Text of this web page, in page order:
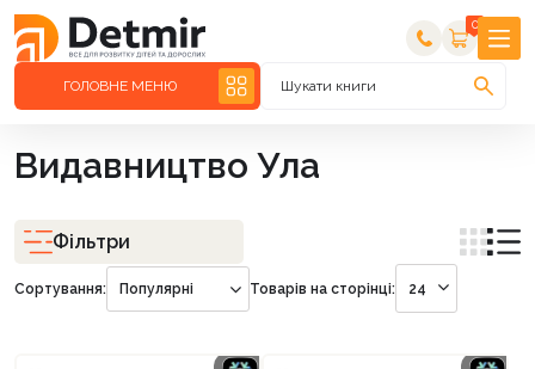
0
ГОЛОВНЕ МЕНЮ Шукати книги
Видавництво Ула
Фільтри
Сортування: Популярні Товарів на сторінці: 24